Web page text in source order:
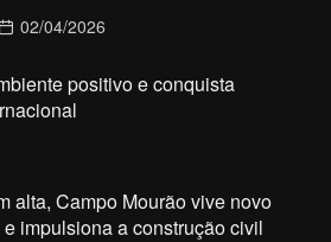
02/04/2026
positivo e conquista
alta, Campo Mourão vive novo
impulsiona a construção civil